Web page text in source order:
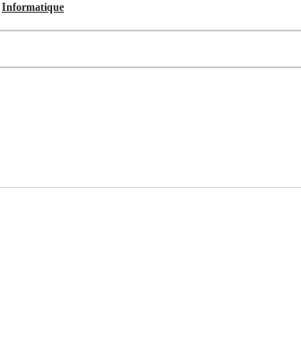
Informatique